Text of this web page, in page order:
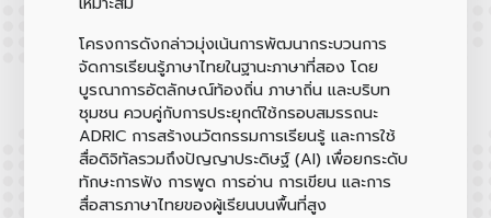
โครงการดังกล่าวมุ่งเน้นการพัฒนากระบวนการ
จัดการเรียนรู้ภาษาไทยในฐานะภาษาที่สอง โดย
บูรณาการอัตลักษณ์ท้องถิ่น ภาษาถิ่น และบริบท
ชุมชน ควบคู่กับการประยุกต์ใช้กรอบสมรรถนะ
ADRIC การสร้างนวัตกรรมการเรียนรู้ และการใช้
สื่อดิจิทัลรวมถึงปัญญาประดิษฐ์ (AI) เพื่อยกระดับ
ทักษะการฟัง การพูด การอ่าน การเขียน และการ
สื่อสารภาษาไทยของผู้เรียนบนพื้นที่สูง